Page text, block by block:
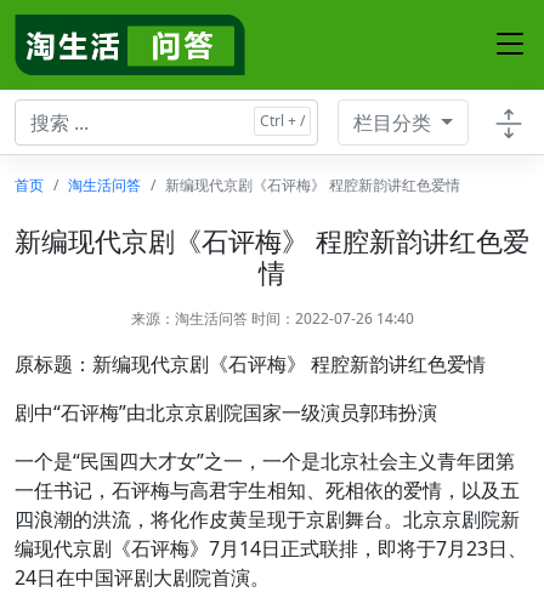
栏目分类
首页 淘生活问答 新编现代京剧《石评梅》 程腔新韵讲红色爱情
新编现代京剧《石评梅》 程腔新韵讲红色爱
情
来源： 淘生活问答 时间：2022-07-26 14:40
原标题：新编现代京剧《石评梅》 程腔新韵讲红色爱情
剧中“石评梅”由北京京剧院国家一级演员郭玮扮演
一个是“民国四大才女”之一，一个是北京社会主义青年团第
一任书记，石评梅与高君宇生相知、死相依的爱情，以及五
四浪潮的洪流，将化作皮黄呈现于京剧舞台。北京京剧院新
编现代京剧《石评梅》7月14日正式联排，即将于7月23日、
24日在中国评剧大剧院首演。